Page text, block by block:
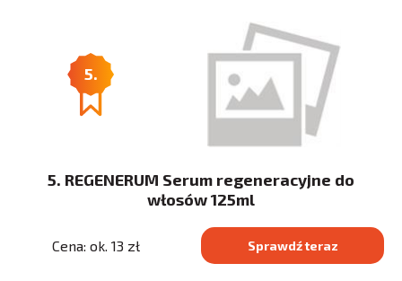
5.
5. REGENERUM Serum regeneracyjne do
włosów 125ml
Cena: ok. 13 zł Sprawdź teraz